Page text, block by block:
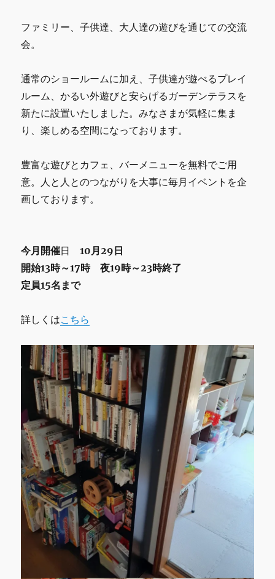
開
ファミリー、子供達、大人達の遊びを通じての交流
会。
通常のショールームに加え、子供達が遊べるプレイ
ルーム、かるい外遊びと安らげるガーデンテラスを
新たに設置いたしました。みなさまが気軽に集ま
り、楽しめる空間になっております。
豊富な遊びとカフェ、バーメニューを無料でご用
意。人と人とのつながりを大事に毎月イベントを企
画しております。
今月 開催日10月29日
開始13時～17時 夜19時～23時終了
定員15名まで
詳しくはこちら